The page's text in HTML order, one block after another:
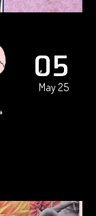
05
May 25